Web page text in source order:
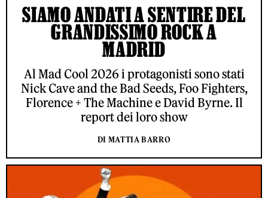
SIAMO ANDATI A SENTIRE DEL
GRANDISSIMO ROCK A
MADRID
Al Mad Cool 2026 i protagonisti sono stati
Nick Cave and the Bad Seeds, Foo Fighters,
Florence + The Machine e David Byrne. Il
report dei loro show
DI MATTIA BARRO